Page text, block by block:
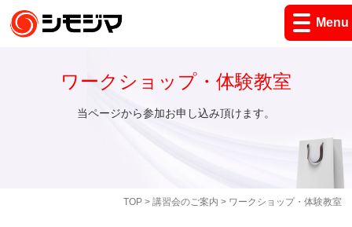
Menu
TOP> 講習会のご案内 > ワークショップ・体験教室
ワークショップ・体験教室
当ページから参加お申し込み頂けます。